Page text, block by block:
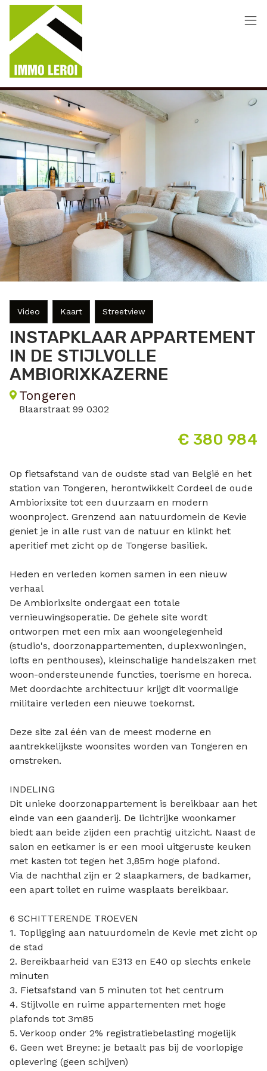
Menu overslaan en naar de inhoud gaan
INSTAPKLAAR APPARTEMENT
IN DE STIJLVOLLE
AMBIORIXKAZERNE
Tongeren
Blaarstraat 99 0302
€ 380 984
Video Kaart Streetview
Op fietsafstand van de oudste stad van België en het
station van Tongeren, herontwikkelt Cordeel de oude
Ambiorixsite tot een duurzaam en modern
woonproject. Grenzend aan natuurdomein de Kevie
geniet je in alle rust van de natuur en klinkt het
aperitief met zicht op de Tongerse basiliek.
Heden en verleden komen samen in een nieuw
verhaal
De Ambiorixsite ondergaat een totale
vernieuwingsoperatie. De gehele site wordt
ontworpen met een mix aan woongelegenheid
(studio's, doorzonappartementen, duplexwoningen,
lofts en penthouses), kleinschalige handelszaken met
woon-ondersteunende functies, toerisme en horeca.
Met doordachte architectuur krijgt dit voormalige
militaire verleden een nieuwe toekomst.
Deze site zal één van de meest moderne en
aantrekkelijkste woonsites worden van Tongeren en
omstreken.
INDELING
Dit unieke doorzonappartement is bereikbaar aan het
einde van een gaanderij. De lichtrijke woonkamer
biedt aan beide zijden een prachtig uitzicht. Naast de
salon en eetkamer is er een mooi uitgeruste keuken
met kasten tot tegen het 3,85m hoge plafond.
Via de nachthal zijn er 2 slaapkamers, de badkamer,
een apart toilet en ruime wasplaats bereikbaar.
6 SCHITTERENDE TROEVEN
1. Topligging aan natuurdomein de Kevie met zicht op
de stad
2. Bereikbaarheid van E313 en E40 op slechts enkele
minuten
3. Fietsafstand van 5 minuten tot het centrum
4. Stijlvolle en ruime appartementen met hoge
plafonds tot 3m85
5. Verkoop onder 2% registratiebelasting mogelijk
6. Geen wet Breyne: je betaalt pas bij de voorlopige
oplevering (geen schijven)